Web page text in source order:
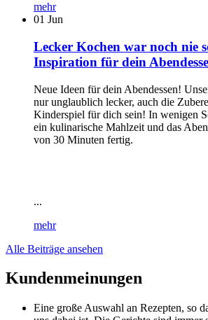
mehr
01 Jun
Lecker Kochen war noch nie
Inspiration für dein
Neue Ideen für dein Abendessen!
nur unglaublich lecker, auch die
Kinderspiel für dich sein! In wenigen
ein kulinarische Mahlzeit und das
von 30 Minuten fertig.
...
mehr
Alle Beiträge ansehen
Kundenmeinungen
Eine große Auswahl an Rezepten, so